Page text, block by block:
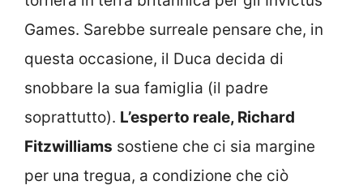
Games. Sarebbe surreale pensare che, in
questa occasione, il Duca decida di
snobbare la sua famiglia (il padre
soprattutto). L’esperto reale, Richard
Fitzwilliams sostiene che ci sia margine
per una tregua, a condizione che ciò